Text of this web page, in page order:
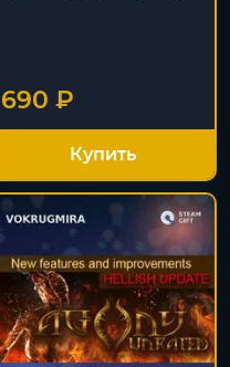
690 ₽
Купить